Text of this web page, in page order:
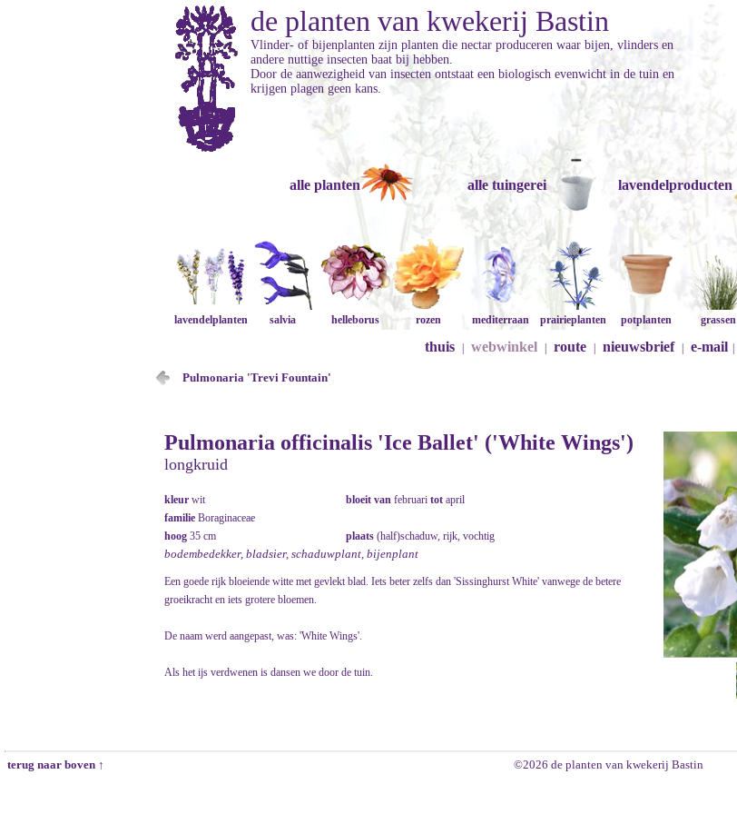
de planten van kwekerij Bastin
Vlinder- of bijenplanten zijn planten die nectar produceren waar bijen, vlinders en
andere nuttige insecten baat bij hebben.
Door de aanwezigheid van insecten ontstaat een biologisch evenwicht in de tuin en
krijgen plagen geen kans.
alle planten alle tuingerei lavendelproducten
lavendelplanten salvia helleborus rozen mediterraan prairieplanten potplanten grassen
thuis webwinkel route nieuwsbrief e-mail
Pulmonaria 'Trevi Fountain'
Pulmonaria officinalis 'Ice Ballet' ('White Wings')
longkruid
kleur wit bloeit van februari tot april
familie Boraginaceae
hoog 35 cm plaats (half)schaduw, rijk, vochtig
bodembedekker, bladsier, schaduwplant, bijenplant
Een goede rijk bloeiende witte met gevlekt blad. Iets beter zelfs dan 'Sissinghurst White' vanwege de betere
groeikracht en iets grotere bloemen.
De naam werd aangepast, was: 'White Wings'.
Als het ijs verdwenen is dansen we door de tuin.
terug naar boven ↑ ©2026 de planten van kwekerij Bastin